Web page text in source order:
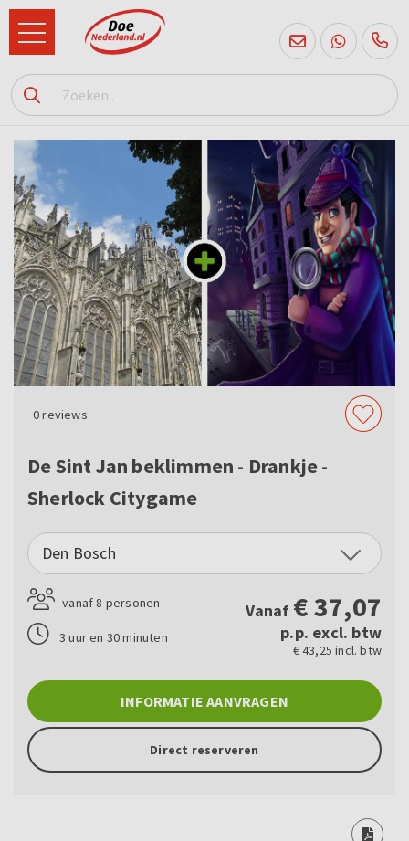
085
760
2556
0reviews
De Sint Jan beklimmen - Drankje -
Sherlock Citygame
Den Bosch
vanaf 8 personen
3 uur en 30 minuten
Vanaf €37,07
p.p. excl. btw
€ 43,25 incl. btw
INFORMATIE AANVRAGEN
Direct reserveren